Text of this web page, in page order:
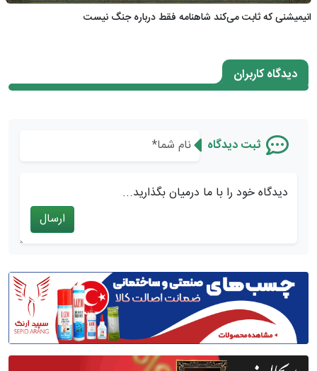
انیمیشنی که ثابت می‌کند شاهنامه فقط درباره جنگ نیست
دیدگاه کاربران
ثبت دیدگاه
دیدگاه خود را با ما درمیان بگذارید...
ارسال